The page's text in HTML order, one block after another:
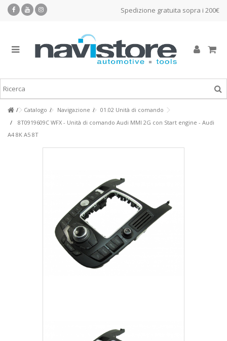
Spedizione gratuita sopra i 200€
Catalogo Navigazione
01.02 Unità di comando
8T0919609C WFX - Unità di comando Audi MMI 2G con Start engine - Audi
A4 8K A5 8T